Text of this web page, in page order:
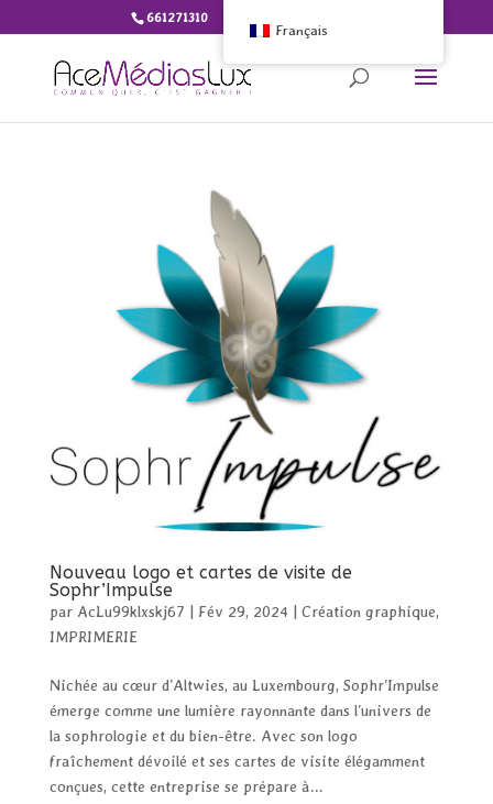
661271310
Nouveau logo et cartes de visite de
Sophr’Impulse
par AcLu99klxskj67 Fév 29, 2024 Création graphique,
IMPRIMERIE
Nichée au cœur d’Altwies, au Luxembourg, Sophr’Impulse
émerge comme une lumière rayonnante dans l’univers de
la sophrologie et du bien-être. Avec son logo
fraîchement dévoilé et ses cartes de visite élégamment
conçues, cette entreprise se prépare à...
Français